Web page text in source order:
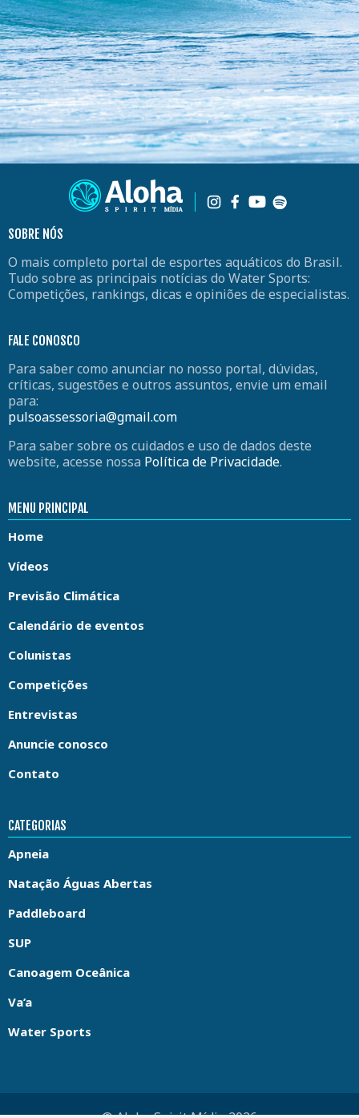
SOBRE NÓS
O mais completo portal de esportes aquáticos do Brasil.
Tudo sobre as principais notícias do Water Sports:
Competições, rankings, dicas e opiniões de especialistas.
FALE CONOSCO
Para saber como anunciar no nosso portal, dúvidas,
críticas, sugestões e outros assuntos, envie um email
para:
pulsoassessoria@gmail.com
Para saber sobre os cuidados e uso de dados deste
website, acesse nossa Política de Privacidade.
MENU PRINCIPAL
Home
Vídeos
Previsão Climática
Calendário de eventos
Colunistas
Competições
Entrevistas
Anuncie conosco
Contato
CATEGORIAS
Apneia
Natação Águas Abertas
Paddleboard
SUP
Canoagem Oceânica
Va’a
Water Sports